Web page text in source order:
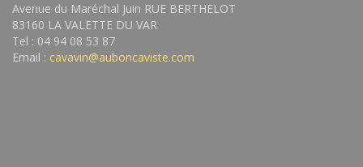
Avenue du Maréchal Juin RUE BERTHELOT
83160 LA VALETTE DU VAR
Tel : 04 94 08 53 87
Email : cavavin@auboncaviste.com